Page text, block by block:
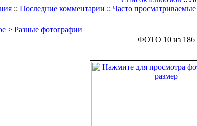
:: Последние комментарии :: Часто просматриваемые
> Разные фотографии
ФОТО 10 из 186